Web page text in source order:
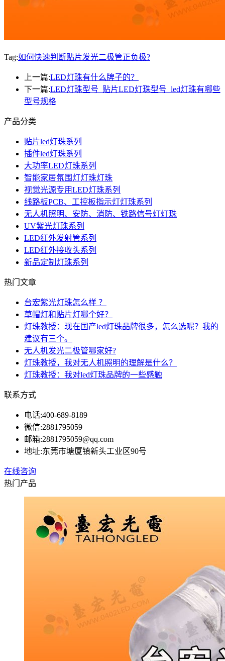
Tag:如何快速判断贴片发光二极管正负极?
上一篇:LED灯珠有什么牌子的？
下一篇:LED灯珠型号_贴片LED灯珠型号_led灯珠有哪些
型号规格
产品分类
贴片led灯珠系列
插件led灯珠系列
大功率LED灯珠系列
智能家居氛围灯灯珠灯珠
视觉光源专用LED灯珠系列
线路板PCB、工控板指示灯灯珠系列
无人机照明、安防、消防、铁路信号灯灯珠
UV紫光灯珠系列
LED红外发射管系列
LED红外接收头系列
新品定制灯珠系列
热门文章
台宏紫光灯珠怎么样 ？
草帽灯和贴片灯哪个好？
灯珠教授：现在国产led灯珠品牌很多，怎么选呢？我的
建议有三个。
无人机发光二极管哪家好?
灯珠教授，我对无人机照明的理解是什么？
灯珠教授：我对led灯珠品牌的一些感触
联系方式
电话:400-689-8189
微信:2881795059
邮箱:2881795059@qq.com
地址:东莞市塘厦镇新头工业区90号
在线咨询
热门产品